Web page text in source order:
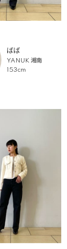
ばば
YANUK 湘南
153cm